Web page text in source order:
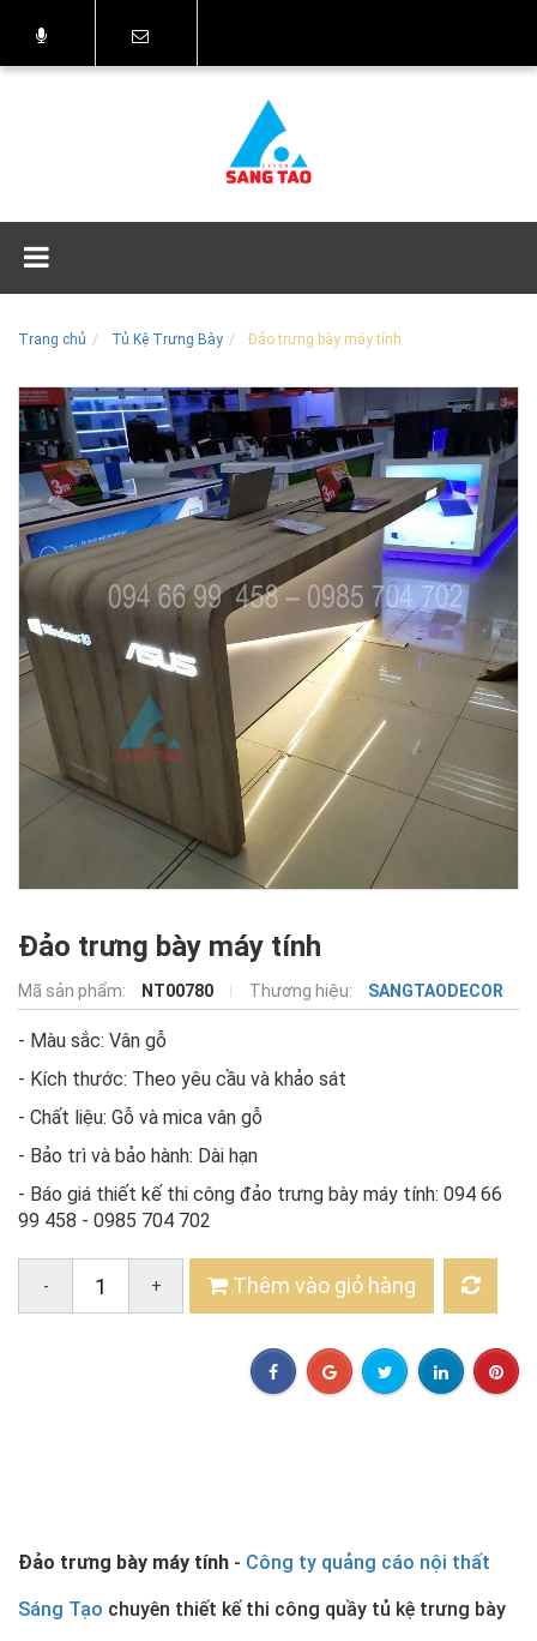
Trang chủ Tủ Kệ Trưng Bày Đảo trưng bày máy tính
Đảo trưng bày máy tính
Mã sản phẩm: NT00780 Thương hiệu: SANGTAODECOR
- Màu sắc: Vân gỗ
- Kích thước: Theo yêu cầu và khảo sát
- Chất liệu: Gỗ và mica vân gỗ
- Bảo trì và bảo hành: Dài hạn
- Báo giá thiết kế thi công đảo trưng bày máy tính: 094 66
99 458 - 0985 704 702
- + Thêm vào giỏ hàng
Đảo trưng bày máy tính - Công ty quảng cáo nội thất
Sáng Tạo chuyên thiết kế thi công quầy tủ kệ trưng bày